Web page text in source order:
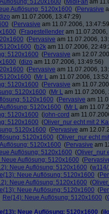
5120x1600 (MidiFan am
Auflösung: 5120x1600 (Pervasive
am 11.07.2006, 13:47:29)
(Pervasive am 11.07.2006,
(Fragestellender am
(Pervasive am 11.07.2006,
(b2k am 11.07.2006,
5120x1600 (Pervasive am
(dizo am 11.07.2006, 13:49:56)
(Pervasive am 11.07.2006,
(Mr L am 11.07.2006,
5120x1600 (Pervasive am
5120x1600 (Mr L am 11.07.2006,
5120x1600 (Pervasive am
5120x1600 (Mr L am
5120x1600 (john-cord am
5120x1600 (Oliver_nur echt mit 2
5120x1600 (Pervasive am
5120x1600 (Oliver_nur echt
5120x1600 (Pervasive am
Auflösung: 5120x1600 (Oliver_nur
Neue Auflösung: 5120x1600 (
Neue Auflösung: 5120x1600 (
Neue Auflösung: 5120x1600 (
Neue Auflösung: 5120x1600 (
Neue Auflösung: 5120x1600 (
Re(14): Neue Auflösung: 5120x1600 (
Neue Auflösung: 5120x1600 (